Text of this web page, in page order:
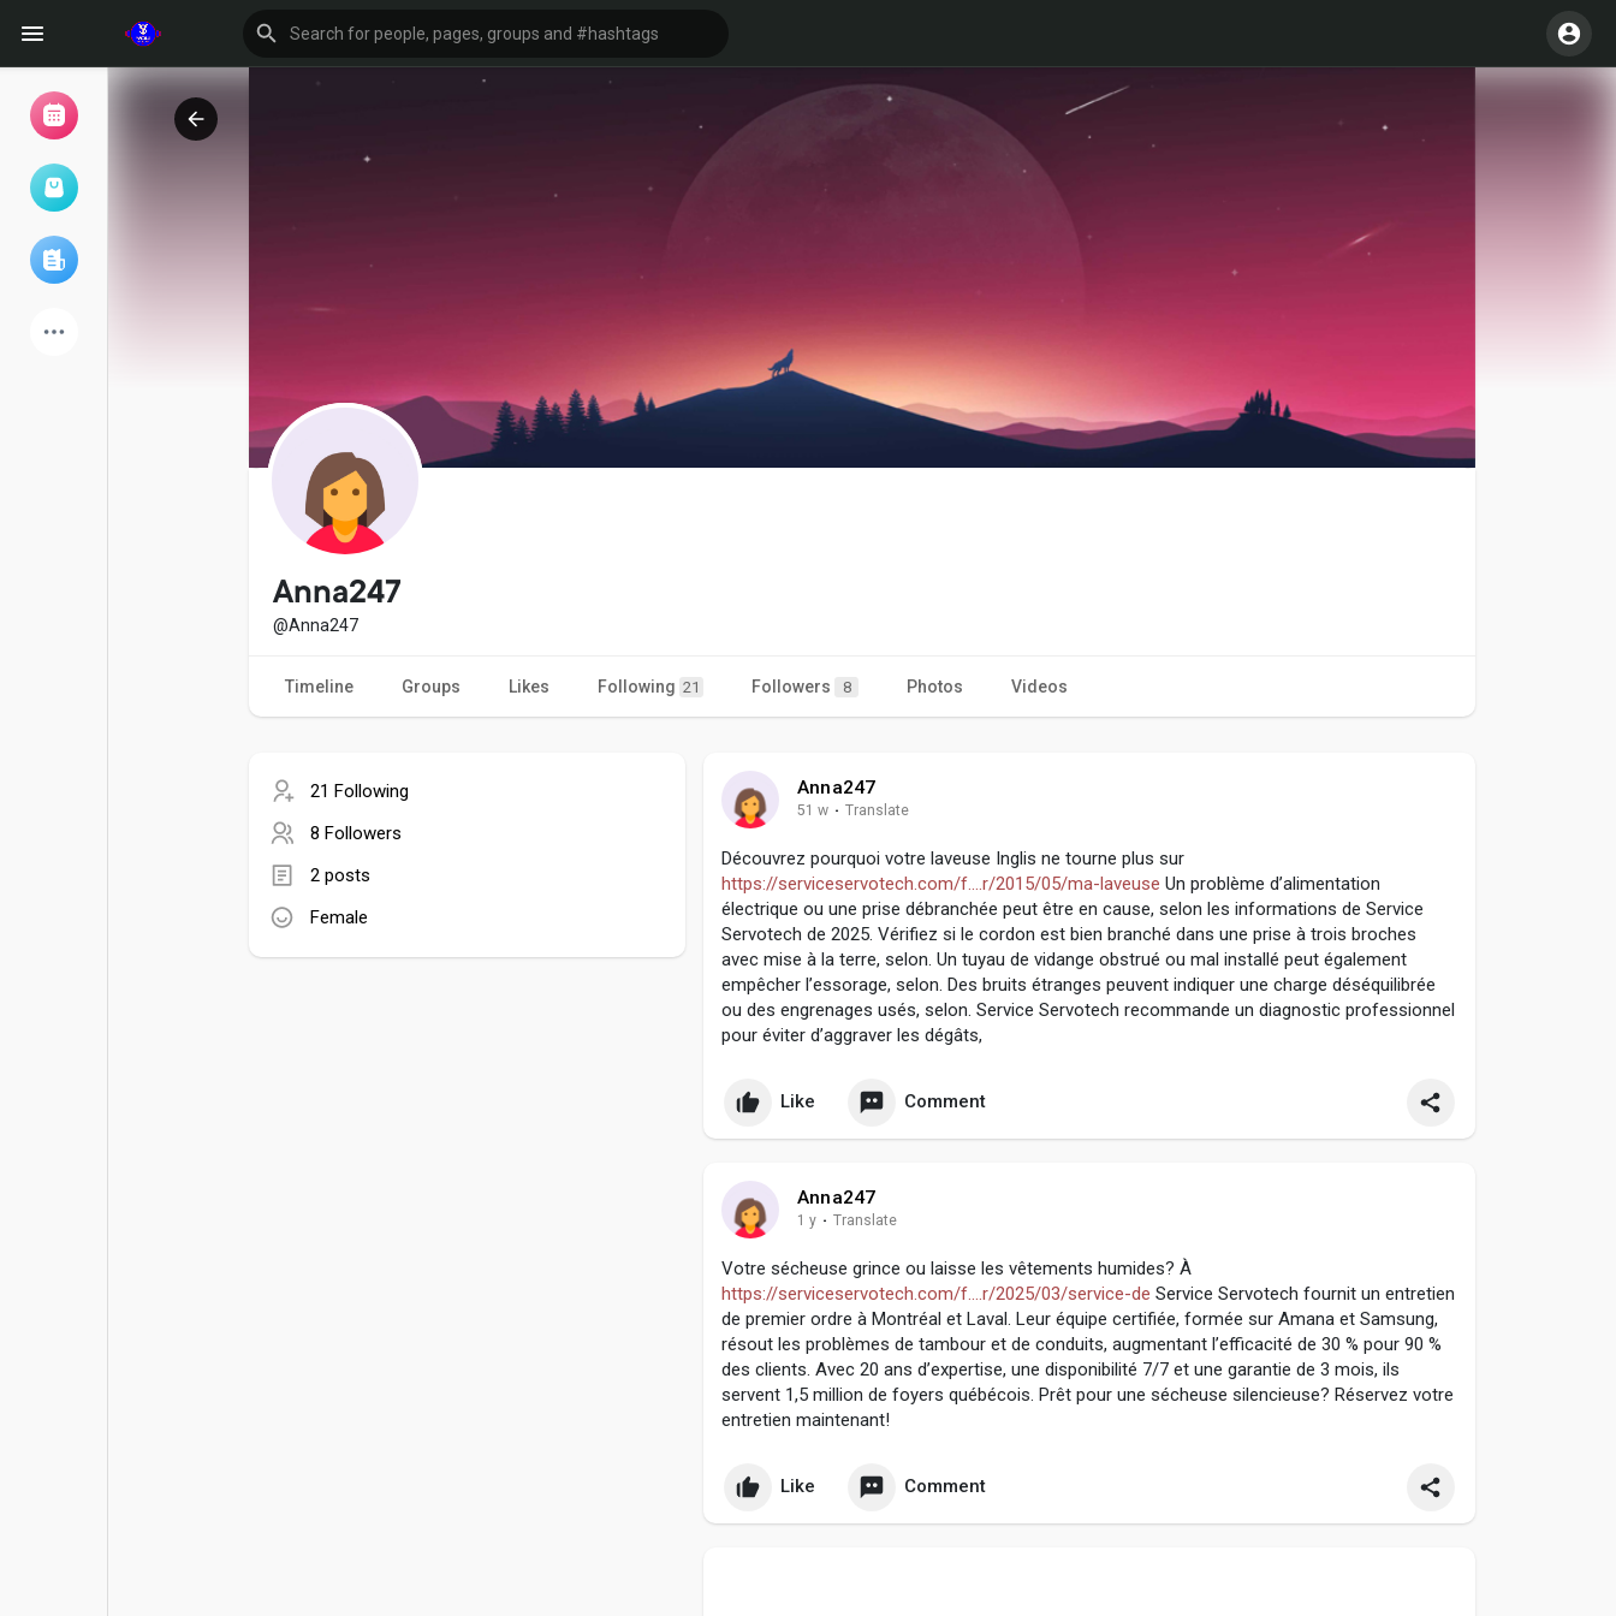
My events
Explore
Games
Anna247
@Anna247
Timeline Groups Likes Following 21 Followers 8 Photos Videos
21 Following
8 Followers
2 posts
Female
Anna247
51 w · Translate
Découvrez pourquoi votre laveuse Inglis ne tourne plus sur
https://serviceservotech.com/f....r/2015/05/ma-laveuse Un problème d’alimentation
électrique ou une prise débranchée peut être en cause, selon les informations de Service
Servotech de 2025. Vérifiez si le cordon est bien branché dans une prise à trois broches
avec mise à la terre, selon. Un tuyau de vidange obstrué ou mal installé peut également
empêcher l’essorage, selon. Des bruits étranges peuvent indiquer une charge déséquilibrée
ou des engrenages usés, selon. Service Servotech recommande un diagnostic professionnel
pour éviter d’aggraver les dégâts,
Like Comment
Anna247
1 y · Translate
Votre sécheuse grince ou laisse les vêtements humides? À
https://serviceservotech.com/f....r/2025/03/service-de Service Servotech fournit un entretien
de premier ordre à Montréal et Laval. Leur équipe certifiée, formée sur Amana et Samsung,
résout les problèmes de tambour et de conduits, augmentant l’efficacité de 30 % pour 90 %
des clients. Avec 20 ans d’expertise, une disponibilité 7/7 et une garantie de 3 mois, ils
servent 1,5 million de foyers québécois. Prêt pour une sécheuse silencieuse? Réservez votre
entretien maintenant!
Like Comment